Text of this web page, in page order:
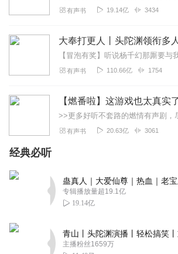
有声书 19.14亿 3434
有声书 110.66亿 1754
有声书 20.63亿 3061
经典必听
专辑播放量超19.1亿
19.14亿
主播粉丝1659万